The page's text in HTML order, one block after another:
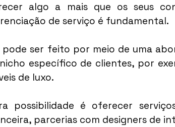
algo a mais que os seus
de serviço é fundamental.
pode ser feito por meio de uma
específico de clientes, por
de luxo.
possibilidade é oferecer
parcerias com designers de